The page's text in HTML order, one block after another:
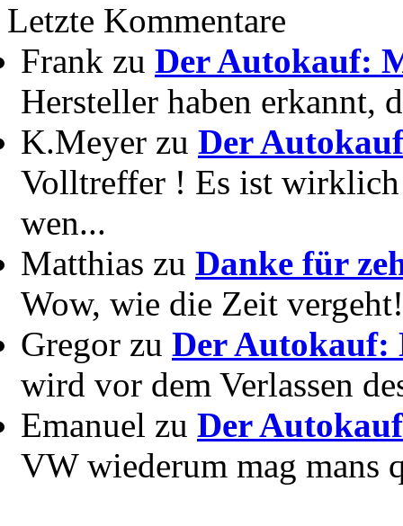
Letzte Kommentare
Frank zu Der Autokauf:
Hersteller haben erkannt,
K.Meyer zu Der
Volltreffer ! Es ist wirklich
wen...
Matthias zu Danke für
Wow, wie die Zeit
Gregor zu Der Autokauf:
wird vor dem Verlassen
Emanuel zu Der
VW wiederum mag mans